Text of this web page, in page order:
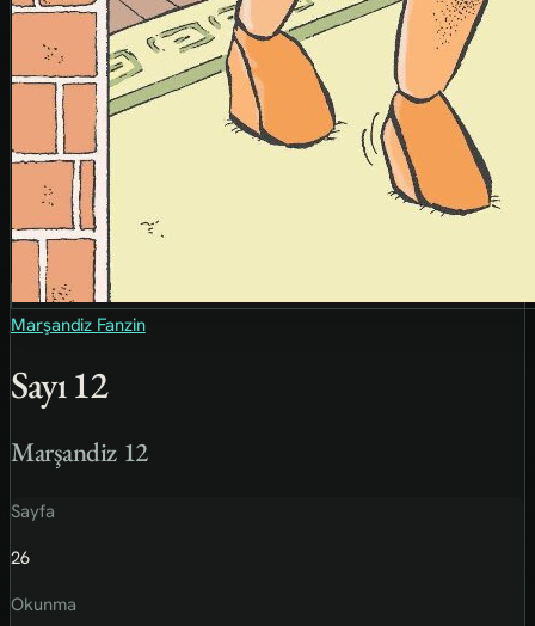
Marşandiz Fanzin
Sayı 12
Marşandiz 12
Sayfa
26
Okunma